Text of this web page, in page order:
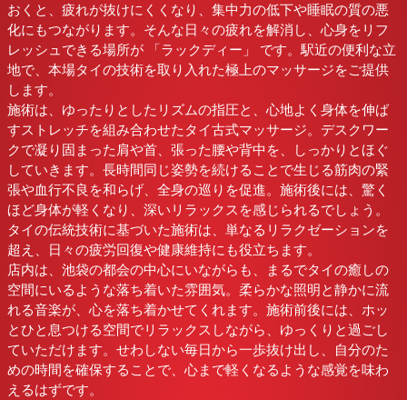
おくと、疲れが抜けにくくなり、集中力の低下や睡眠の質の悪
化にもつながります。そんな日々の疲れを解消し、心身をリフ
レッシュできる場所が 「ラックディー」 です。駅近の便利な立
地で、本場タイの技術を取り入れた極上のマッサージをご提供
します。
施術は、ゆったりとしたリズムの指圧と、心地よく身体を伸ば
すストレッチを組み合わせたタイ古式マッサージ。デスクワー
クで凝り固まった肩や首、張った腰や背中を、しっかりとほぐ
していきます。長時間同じ姿勢を続けることで生じる筋肉の緊
張や血行不良を和らげ、全身の巡りを促進。施術後には、驚く
ほど身体が軽くなり、深いリラックスを感じられるでしょう。
タイの伝統技術に基づいた施術は、単なるリラクゼーションを
超え、日々の疲労回復や健康維持にも役立ちます。
店内は、池袋の都会の中心にいながらも、まるでタイの癒しの
空間にいるような落ち着いた雰囲気。柔らかな照明と静かに流
れる音楽が、心を落ち着かせてくれます。施術前後には、ホッ
とひと息つける空間でリラックスしながら、ゆっくりと過ごし
ていただけます。せわしない毎日から一歩抜け出し、自分のた
めの時間を確保することで、心まで軽くなるような感覚を味わ
えるはずです。